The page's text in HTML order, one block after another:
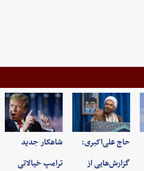
حاج علی‌اکبری:
گزارش‌هایی از
شاهکار جدید
ترامپ خیالاتی